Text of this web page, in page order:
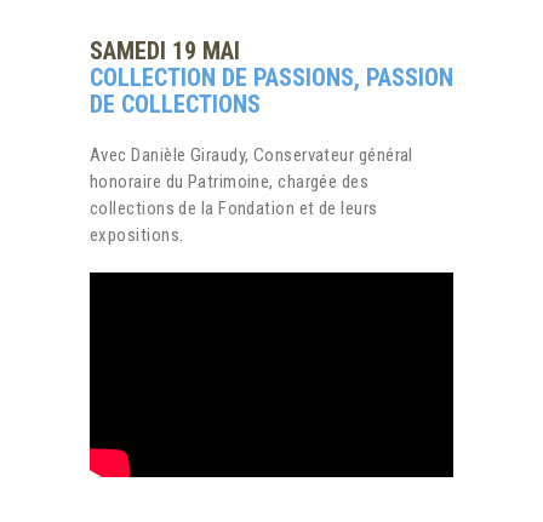
SAMEDI 19 MAI
COLLECTION DE PASSIONS, PASSION
DE COLLECTIONS
Avec Danièle Giraudy, Conservateur général
honoraire du Patrimoine, chargée des
collections de la Fondation et de leurs
expositions.